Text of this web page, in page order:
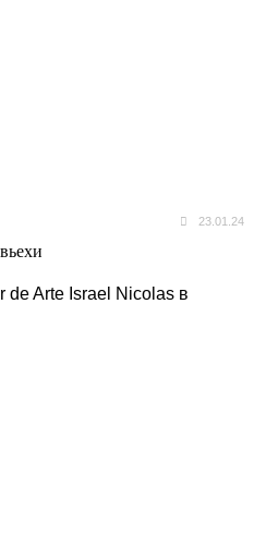
23.01.24